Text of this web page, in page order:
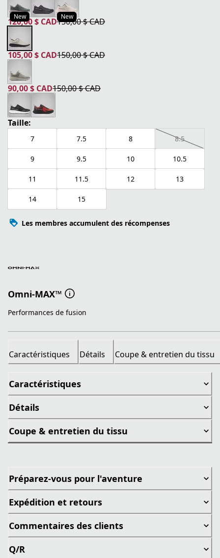
New New
120,00 $ CAD
prix actuel 120,00 $ CAD
150,00 $ CAD
prix original 150,00 $ CAD
105,00 $ CAD
prix actuel 105,00 $ CAD
150,00 $ CAD
prix original 150,00 $ CAD
90,00 $ CAD
prix actuel 90,00 $ CAD
150,00 $ CAD
prix original 150,00 $ CAD
Taille:
7 7.5 8 8.5
9 9.5 10 10.5
11 11.5 12 13
14 15
Les membres accumulent des récompenses
Omni-MAX™
Performances de fusion
Caractéristiques Détails Coupe & entretien du tissu
Caractéristiques
Détails
Coupe & entretien du tissu
Préparez-vous pour l'aventure
Expédition et retours
Commentaires des clients
Q/R